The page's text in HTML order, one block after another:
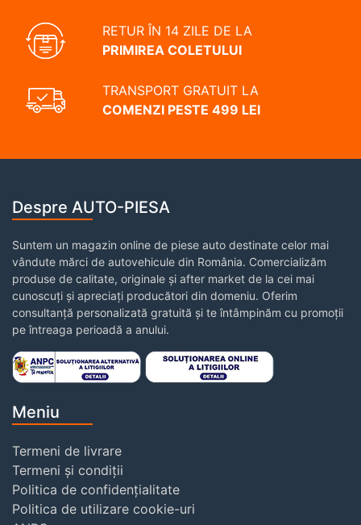
RETUR ÎN 14 ZILE DE LA
PRIMIREA COLETULUI
TRANSPORT GRATUIT LA
COMENZI PESTE 499 LEI
Despre AUTO-PIESA
Suntem un magazin online de piese auto destinate celor mai
vândute mărci de autovehicule din România. Comercializăm
produse de calitate, originale și after market de la cei mai
cunoscuți și apreciați producători din domeniu. Oferim
consultanță personalizată gratuită și te întâmpinăm cu promoții
pe întreaga perioadă a anului.
Meniu
Termeni de livrare
Termeni și condiții
Politica de confidențialitate
Politica de utilizare cookie-uri